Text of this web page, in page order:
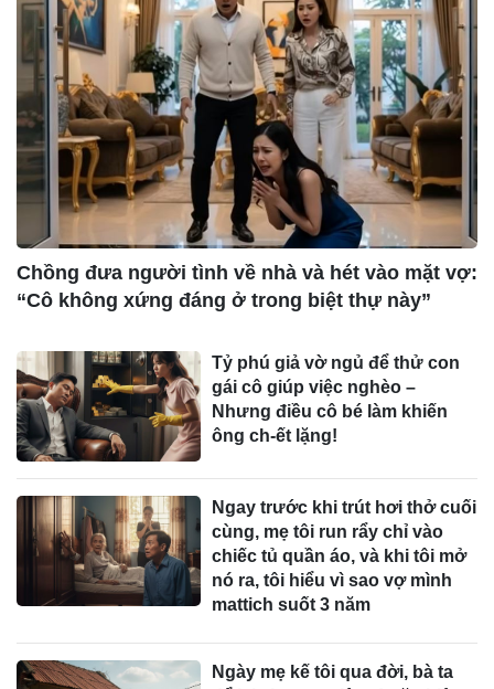
Chồng đưa người tình về nhà và hét vào mặt vợ:
“Cô không xứng đáng ở trong biệt thự này”
Tỷ phú giả vờ ngủ để thử con
gái cô giúp việc nghèo –
Nhưng điều cô bé làm khiến
ông ch-ết lặng!
Ngay trước khi trút hơi thở cuối
cùng, mẹ tôi run rẩy chỉ vào
chiếc tủ quần áo, và khi tôi mở
nó ra, tôi hiểu vì sao vợ mình
mattich suốt 3 năm
Ngày mẹ kế tôi qua đời, bà ta